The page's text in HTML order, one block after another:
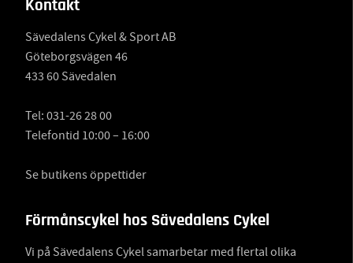
Kontakt
Sävedalens Cykel & Sport AB
Göteborgsvägen 46
433 60 Sävedalen
Tel: 031-26 28 00
Telefontid 10:00 – 16:00
Se butikens öppettider
Förmånscykel hos Sävedalens Cykel
Vi på Sävedalens Cykel samarbetar med flertal olika